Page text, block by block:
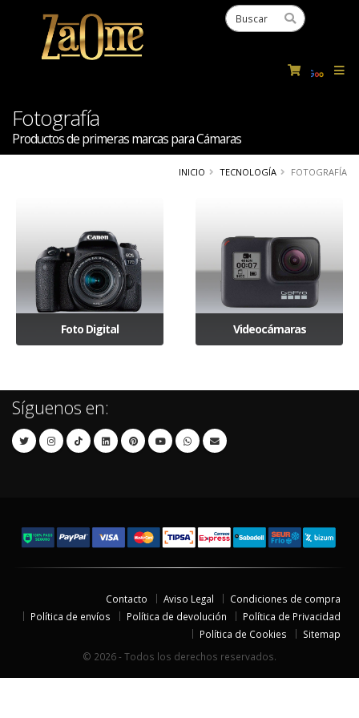
Fotografía
Productos de primeras marcas para Cámaras
INICIO TECNOLOGÍA FOTOGRAFÍA
Foto Digital Videocámaras
Síguenos en:
Contacto Aviso Legal
Condiciones de compra
Política de envíos
Política de devolución
Política de Privacidad
Política de Cookies
Sitemap
© 2026 - Todos los derechos reservados.